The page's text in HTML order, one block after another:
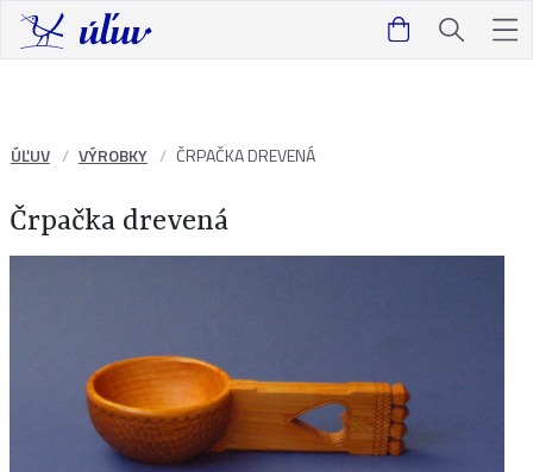
ÚĽUV VÝROBKY ČRPAČKA DREVENÁ
Črpačka drevená